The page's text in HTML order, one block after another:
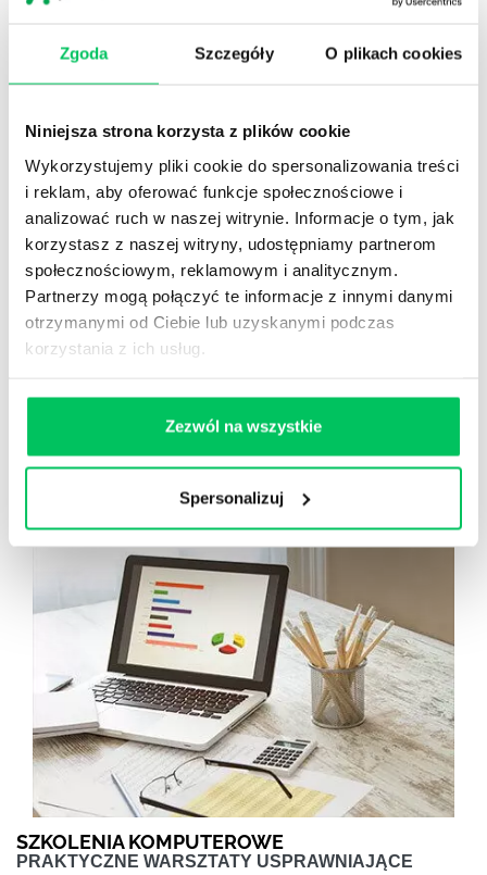
Zgoda Szczegóły O plikach cookies
Niniejsza strona korzysta z plików cookie
Wykorzystujemy pliki cookie do spersonalizowania treści
i reklam, aby oferować funkcje społecznościowe i
analizować ruch w naszej witrynie. Informacje o tym, jak
korzystasz z naszej witryny, udostępniamy partnerom
społecznościowym, reklamowym i analitycznym.
Partnerzy mogą połączyć te informacje z innymi danymi
otrzymanymi od Ciebie lub uzyskanymi podczas
korzystania z ich usług.
Zezwól na wszystkie
Spersonalizuj
SZKOLENIA TWARDE/EKSPERCKIE
INWESTOWANIE W WIEDZĘ ZAWSZE PRZYNOSI
NAJWIĘKSZE ZYSKI
Linia szkoleń eksperckich to szkolenia branżowe dla
farmacji, energetyki, logistyki, spedycji, budownictwo,
szkolenia komputerowe, szkolenia kadrowe i płacowe.
Prowadzący to uznani eksperci w swoich dziedzinach
przyjaznych w stosowaniu.
SZKOLENIA KOMPUTEROWE
PRAKTYCZNE WARSZTATY USPRAWNIAJĄCE